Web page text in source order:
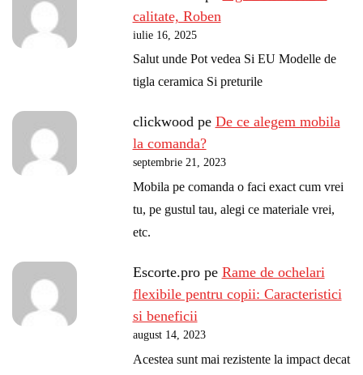
calitate, Roben
iulie 16, 2025
Salut unde Pot vedea Si EU Modelle de
tigla ceramica Si preturile
clickwoodpe De ce alegem mobila
la comanda?
septembrie 21, 2023
Mobila pe comanda o faci exact cum vrei
tu, pe gustul tau, alegi ce materiale vrei,
etc.
Escorte.prope Rame de ochelari
flexibile pentru copii: Caracteristici
si beneficii
august 14, 2023
Acestea sunt mai rezistente la impact decat